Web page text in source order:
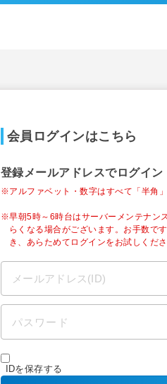
会員ログインはこちら
登録メールアドレスでログイン
※アルファベット・数字はすべて「半角」
※早朝5時～6時台はサーバーメンテナン
らくなる場合がございます。お手数で
き、あらためてログインをお試しくださ
IDを保存する